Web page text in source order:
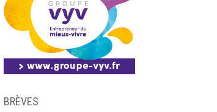
BRÈVES